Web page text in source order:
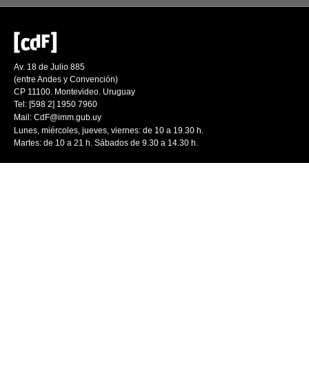
Av. 18 de Julio 885
(entre Andes y Convención)
CP 11100. Montevideo. Uruguay
Tel: [598 2] 1950 7960
Mail: CdF@imm.gub.uy
Lunes, miércoles, jueves, viernes: de 10 a 19.30 h.
Martes: de 10 a 21 h. Sábados de 9.30 a 14.30 h.